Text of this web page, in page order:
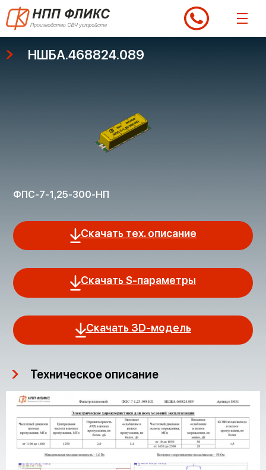
Перейти
содержимому
НШБА.468824.089
ФПС-7-1,25-300-НП
Скачать тех. описание
Скачать S-параметры
Скачать 3D-модель
Техническое описание